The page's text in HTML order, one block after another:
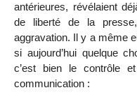
antérieures, révélaient
de liberté de la
aggravation. Il y a même
si aujourd’hui quelque
c’est bien le contrôle
communication :